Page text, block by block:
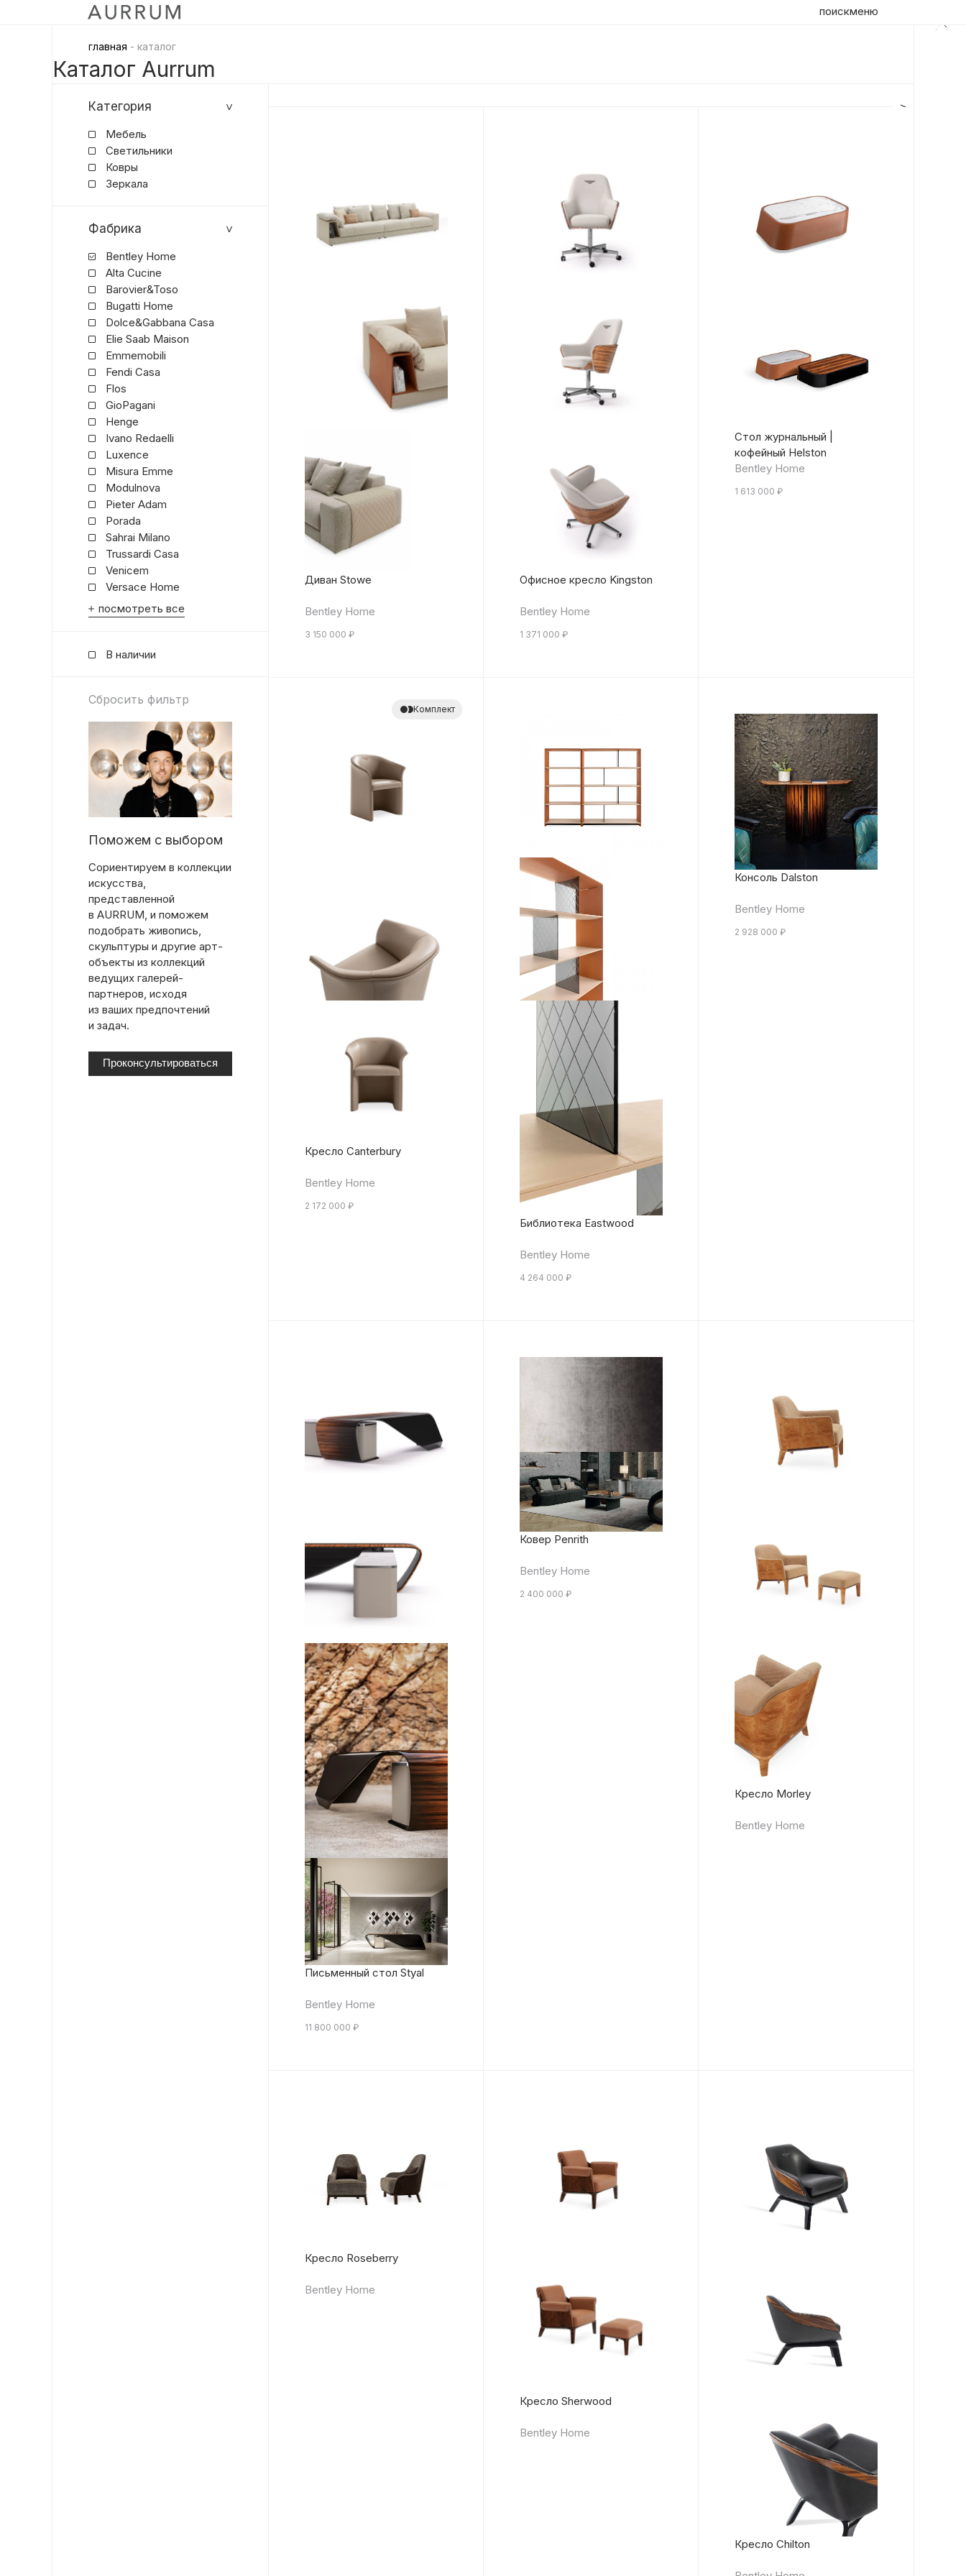
поискменю
главная - каталог
Каталог Aurrum
Категория
Мебель
Светильники
Ковры
Зеркала
Фабрика
Bentley Home
Alta Cucine
Barovier&Toso
Bugatti Home
Dolce&Gabbana Casa
Elie Saab Maison
Emmemobili
Fendi Casa
Flos
GioPagani
Henge
Ivano Redaelli
Luxence
Misura Emme
Modulnova
Pieter Adam
Porada
Sahrai Milano
Trussardi Casa
Venicem
Versace Home
посмотреть все
В наличии
Сбросить фильтр
Поможем с выбором
Сориентируем в коллекции
искусства,
представленной
в AURRUM, и поможем
подобрать живопись,
скульптуры и другие арт-
объекты из коллекций
ведущих галерей-
партнеров, исходя
из ваших предпочтений
и задач.
Проконсультироваться
Диван Stowe
Bentley Home
3 150 000 ₽
Офисное кресло Kingston
Bentley Home
1 371 000 ₽
Стол журнальный |
кофейный Helston
Bentley Home
1 613 000 ₽
Комплект
Кресло Canterbury
Bentley Home
2 172 000 ₽
Библиотека Eastwood
Bentley Home
4 264 000 ₽
Консоль Dalston
Bentley Home
2 928 000 ₽
Письменный стол Styal
Bentley Home
11 800 000 ₽
Ковер Penrith
Bentley Home
2 400 000 ₽
Кресло Morley
Bentley Home
Кресло Roseberry
Bentley Home
Кресло Sherwood
Bentley Home
Кресло Chilton